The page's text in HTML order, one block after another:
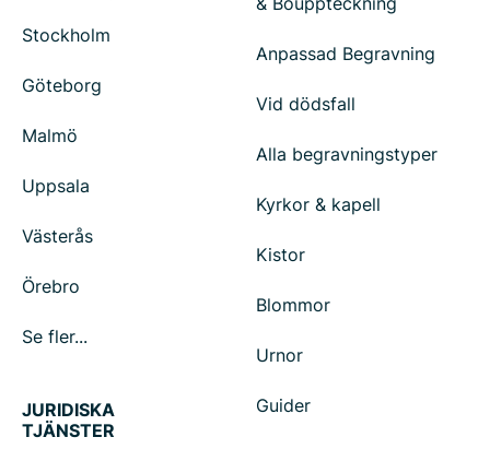
Stockholm
Göteborg
Malmö
Uppsala
Västerås
Örebro
Se fler...
Anpassad Begravning
Vid dödsfall
Alla begravningstyper
Kyrkor & kapell
Kistor
Blommor
Urnor
Guider
JURIDISKA
TJÄNSTER